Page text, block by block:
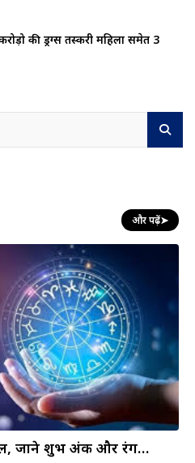
की ड्रग्स तस्करी महिला समेत 3
और पढ़ें➤
जाने शुभ अंक और रंग…